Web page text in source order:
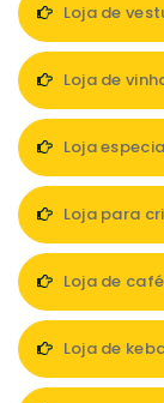
Loja de
Loja de
Loja
Loja para
Loja de café
Loja de